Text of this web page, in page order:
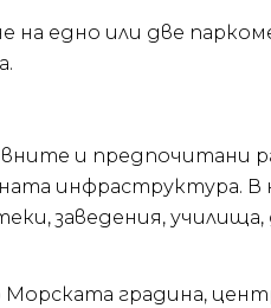
на едно или две
и предпочитани
инфраструктура. В
заведения,
градина,